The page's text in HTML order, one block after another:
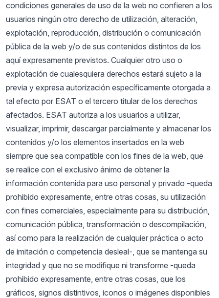
condiciones generales de uso de la web no confieren a los
usuarios ningún otro derecho de utilización, alteración,
explotación, reproducción, distribución o comunicación
pública de la web y/o de sus contenidos distintos de los
aquí expresamente previstos. Cualquier otro uso o
explotación de cualesquiera derechos estará sujeto a la
previa y expresa autorización específicamente otorgada a
tal efecto por ESAT o el tercero titular de los derechos
afectados. ESAT autoriza a los usuarios a utilizar,
visualizar, imprimir, descargar parcialmente y almacenar los
contenidos y/o los elementos insertados en la web
siempre que sea compatible con los fines de la web, que
se realice con el exclusivo ánimo de obtener la
información contenida para uso personal y privado -queda
prohibido expresamente, entre otras cosas, su utilización
con fines comerciales, especialmente para su distribución,
comunicación pública, transformación o descompilación,
así como para la realización de cualquier práctica o acto
de imitación o competencia desleal-, que se mantenga su
integridad y que no se modifique ni transforme -queda
prohibido expresamente, entre otras cosas, que los
gráficos, signos distintivos, iconos o imágenes disponibles